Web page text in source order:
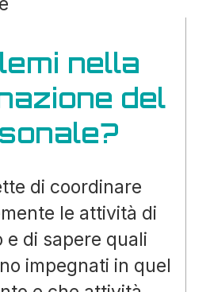
nella
del
di coordinare
le attività di
e di sapere quali
impegnati in quel